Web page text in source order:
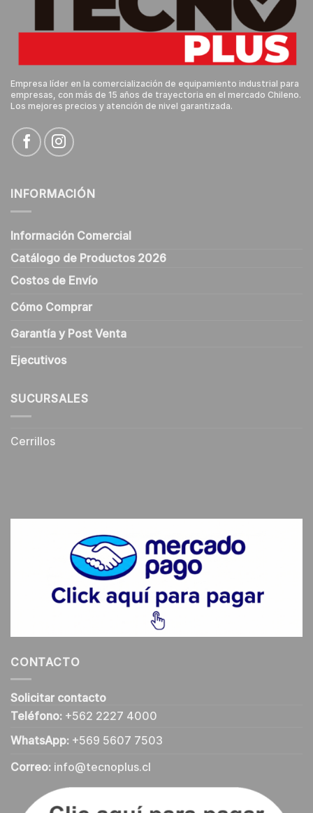
Empresa líder en la comercialización de equipamiento industrial para
empresas, con más de 15 años de trayectoria en el mercado Chileno.
Los mejores precios y atención de nivel garantizada.
INFORMACIÓN
Información Comercial
Catálogo de Productos 2026
Costos de Envío
Cómo Comprar
Garantía y Post Venta
Ejecutivos
SUCURSALES
Cerrillos
CONTACTO
Solicitar contacto
Teléfono: +562 2227 4000
WhatsApp: +569 5607 7503
Correo: info@tecnoplus.cl